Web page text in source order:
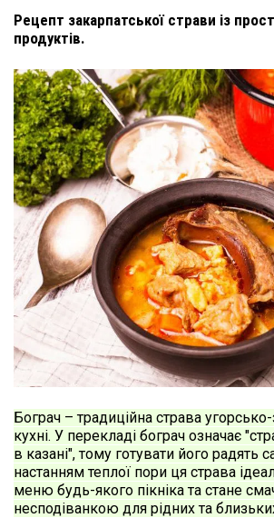
Рецепт закарпатської страви із
продуктів.
Бограч – традиційна страва угорсько-
кухні. У перекладі бограч означає
в казані", тому готувати його радять
настанням теплої пори ця страва
меню будь-якого пікніка та стане
несподіванкою для рідних та